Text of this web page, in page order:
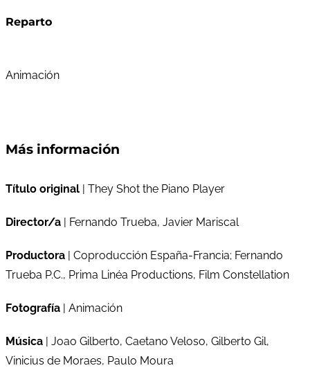
Reparto
Animación
Más información
Título original | They Shot the Piano Player
Director/a | Fernando Trueba, Javier Mariscal
Productora | Coproducción España-Francia; Fernando
Trueba P.C., Prima Linéa Productions, Film Constellation
Fotografía | Animación
Música | Joao Gilberto, Caetano Veloso, Gilberto Gil,
Vinicius de Moraes, Paulo Moura